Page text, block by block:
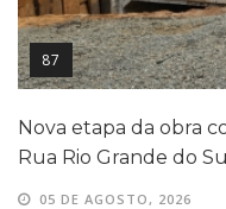
87
Nova etapa da obra
Rua Rio Grande do
05 DE AGOSTO, 2026